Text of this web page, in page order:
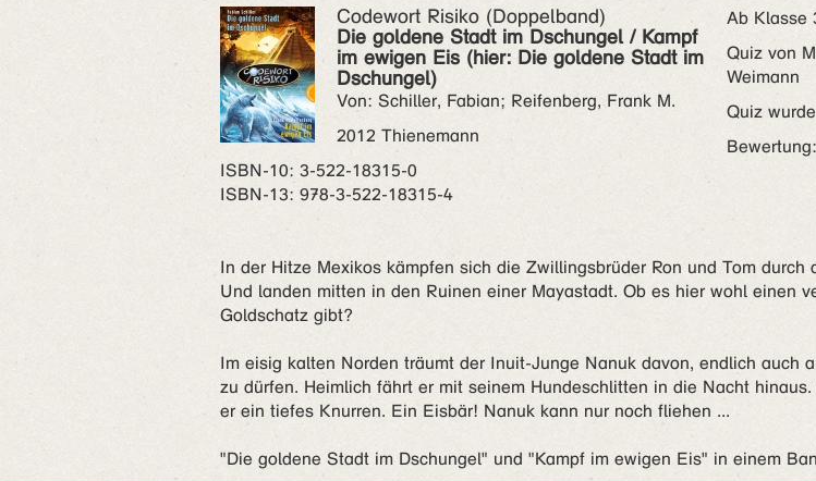
Codewort Risiko (Doppelband)
Die goldene Stadt im Dschungel / Kampf
im ewigen Eis (hier: Die goldene Stadt im
Dschungel)
Von: Schiller, Fabian; Reifenberg, Frank M.
2012 Thienemann
ISBN‑10: 3-522-18315-0
ISBN‑13: 978-3-522-18315-4
Ab Klasse
Quiz von
Weimann
Quiz
Bewertung:
In der Hitze Mexikos kämpfen sich die Zwillingsbrüder Ron und Tom durch
Und landen mitten in den Ruinen einer Mayastadt. Ob es hier wohl einen
Goldschatz gibt?
Im eisig kalten Norden träumt der Inuit-Junge Nanuk davon, endlich auch
zu dürfen. Heimlich fährt er mit seinem Hundeschlitten in die Nacht
er ein tiefes Knurren. Ein Eisbär! Nanuk kann nur noch fliehen ...
"Die goldene Stadt im Dschungel" und "Kampf im ewigen Eis" in einem